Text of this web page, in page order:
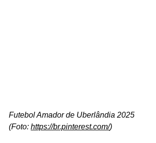
Futebol Amador de Uberlândia 2025
(Foto: https://br.pinterest.com/)